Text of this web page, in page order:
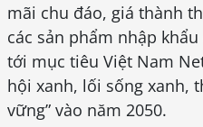
mãi chu đáo, giá thành
các sản phẩm nhập
tới mục tiêu Việt Nam
hội xanh, lối sống xanh,
vững” vào năm 2050.